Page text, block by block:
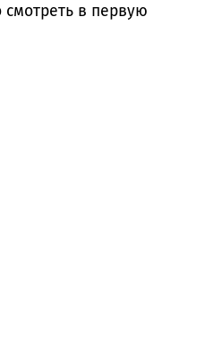
смотреть в первую